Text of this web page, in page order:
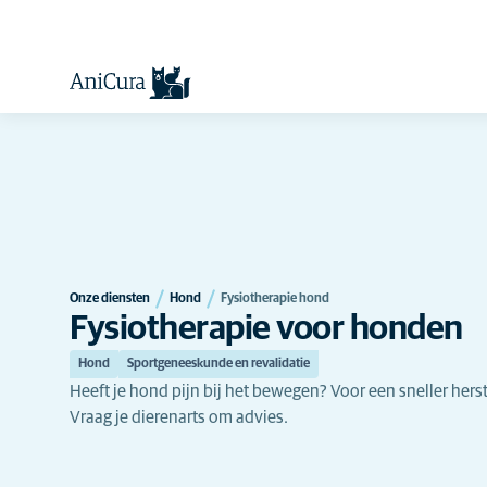
Onze diensten Hond Fysiotherapie hond
Fysiotherapie voor honden
Hond Sportgeneeskunde en revalidatie
Heeft je hond pijn bij het bewegen? Voor een sneller
Vraag je dierenarts om advies.